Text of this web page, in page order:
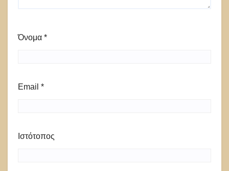
Όνομα *
Email *
Ιστότοπος